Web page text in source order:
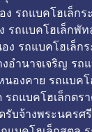
ง รถแบคโฮเล็ก
รถแบคโฮเล็กพั
ง รถแบคโฮเล็ก
อำนาจเจริญ ร
องคาย รถแบค
รถแบคโฮเล็กต
บจ้างพระนคร